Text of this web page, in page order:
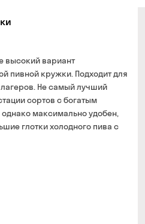
бесплатно
воздушные тревоги
— до 30 мин
из магазина в удобное
сайте и в магазине
высокий вариант
пивной кружки. Подходит для
Не самый лучший
сортов с богатым
максимально удобен,
глотки холодного пива с